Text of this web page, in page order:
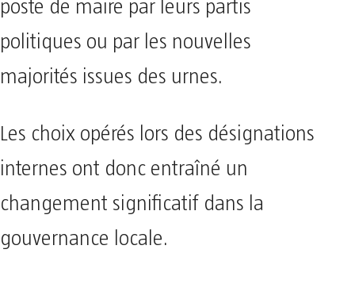
poste de maire par leurs partis
politiques ou par les nouvelles
majorités issues des urnes.
Les choix opérés lors des désignations
internes ont donc entraîné un
changement significatif dans la
gouvernance locale.